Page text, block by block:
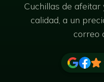
Cuchillas de
calidad, a un
correo